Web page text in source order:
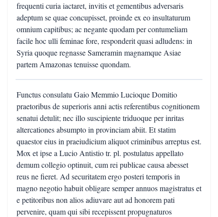
frequenti curia iactaret, invitis et gementibus adversaris
adeptum se quae concupisset, proinde ex eo insultaturum
omnium capitibus; ac negante quodam per contumeliam
facile hoc ulli feminae fore, responderit quasi adludens: in
Syria quoque regnasse Sameramin magnamque Asiae
partem Amazonas tenuisse quondam.
Functus consulatu Gaio Memmio Lucioque Domitio
praetoribus de superioris anni actis referentibus cognitionem
senatui detulit; nec illo suscipiente triduoque per inritas
altercationes absumpto in provinciam abiit. Et statim
quaestor eius in praeiudicium aliquot criminibus arreptus est.
Mox et ipse a Lucio Antistio tr. pl. postulatus appellato
demum collegio optinuit, cum rei publicae causa abesset
reus ne fieret. Ad securitatem ergo posteri temporis in
magno negotio habuit obligare semper annuos magistratus et
e petitoribus non alios adiuvare aut ad honorem pati
pervenire, quam qui sibi recepissent propugnaturos